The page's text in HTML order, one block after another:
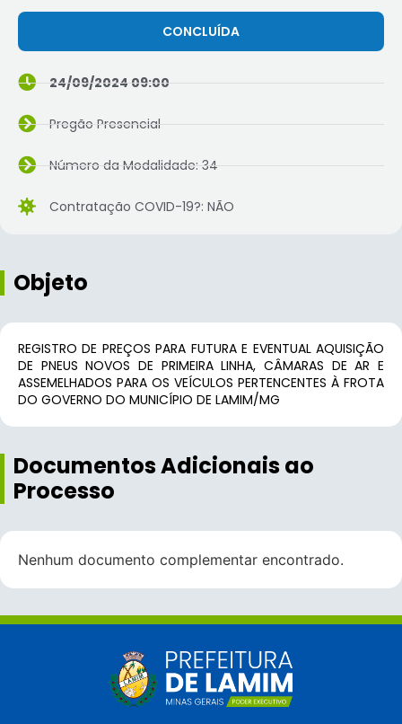
CONCLUÍDA
24/09/2024 09:00
Pregão Presencial
Número da Modalidade: 34
Contratação COVID-19?: NÃO
Objeto
REGISTRO DE PREÇOS PARA FUTURA E EVENTUAL AQUISIÇÃO
DE PNEUS NOVOS DE PRIMEIRA LINHA, CÂMARAS DE AR E
ASSEMELHADOS PARA OS VEÍCULOS PERTENCENTES À FROTA
DO GOVERNO DO MUNICÍPIO DE LAMIM/MG
Documentos Adicionais ao
Processo
Nenhum documento complementar encontrado.